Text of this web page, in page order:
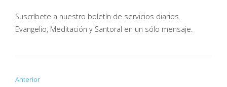
Suscríbete a nuestro boletín de servicios diarios.
Evangelio, Meditación y Santoral en un sólo mensaje.
Anterior